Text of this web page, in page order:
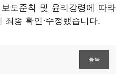
도준칙 및 윤리강령에 따라
최종 확인·수정했습니다.